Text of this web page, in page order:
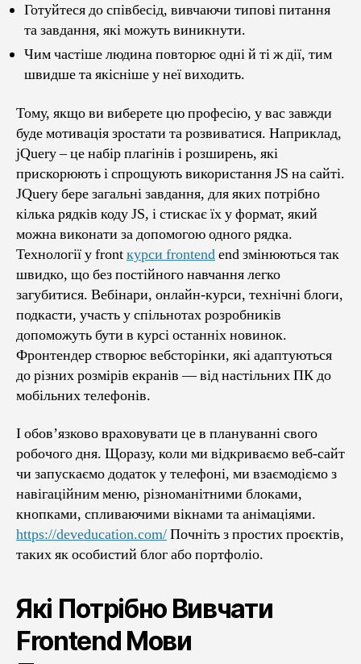
Готуйтеся до співбесід, вивчаючи типові питання
та завдання, які можуть виникнути.
Чим частіше людина повторює одні й ті ж дії, тим
швидше та якісніше у неї виходить.
Тому, якщо ви виберете цю професію, у вас завжди
буде мотивація зростати та розвиватися. Наприклад,
jQuery – це набір плагінів і розширень, які
прискорюють і спрощують використання JS на сайті.
JQuery бере загальні завдання, для яких потрібно
кілька рядків коду JS, і стискає їх у формат, який
можна виконати за допомогою одного рядка.
Технології у frontкурси frontendend змінюються так
швидко, що без постійного навчання легко
загубитися. Вебінари, онлайн-курси, технічні блоги,
подкасти, участь у спільнотах розробників
допоможуть бути в курсі останніх новинок.
Фронтендер створює вебсторінки, які адаптуються
до різних розмірів екранів — від настільних ПК до
мобільних телефонів.
І обов’язково враховувати це в плануванні свого
робочого дня. Щоразу, коли ми відкриваємо веб-сайт
чи запускаємо додаток у телефоні, ми взаємодіємо з
навігаційним меню, різноманітними блоками,
кнопками, спливаючими вікнами та анімаціями.
https://deveducation.com/Почніть з простих проєктів,
таких як особистий блог або портфоліо.
Які Потрібно Вивчати
Frontend Мови